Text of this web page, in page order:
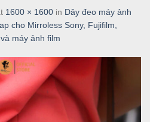
1600 × 1600 in Dây đeo máy ảnh
cho Mirroless Sony, Fujifilm,
máy ảnh film